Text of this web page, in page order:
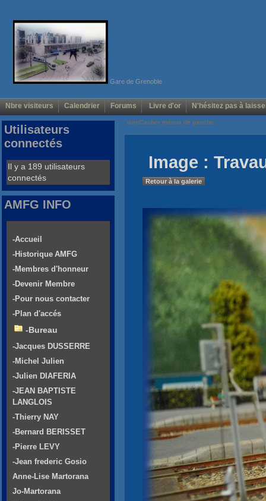
Gare de Grenoble
Nbre visiteurs Calendrier Forums Livre d'or N'hésitez pas à
Voir/Cacher menus de gauche
Image :
Retour à la galerie
Utilisateurs
connectés
Il y a 189 utilisateurs
connectés
AMFG INFO
-Accueil
-Historique AMFG
-Membres d'honneur
-Devenir Membre
-Pour nous contacter
-Plan d'accés
-Bureau
-Jacques DUSSERRE
-Michel Julien
-Julien DIAFERIA
-JEAN BAPTISTE
LANGLOIS
-Thierry NAY
-Bernard BERISSET
-Pierre LEVY
-Jean frederic Gosio
Anne-Lise Martorana
Jo-Martorana